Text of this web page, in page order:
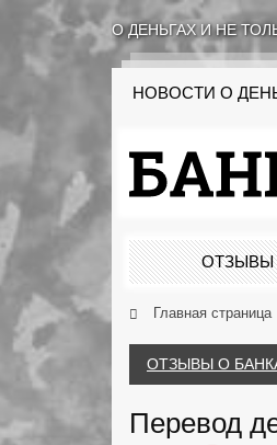
О ДЕНЬГАХ И НЕ
НОВОСТИ О
ОТЗЫВЫ
Главная страница
ОТЗЫВЫ О
Перевод